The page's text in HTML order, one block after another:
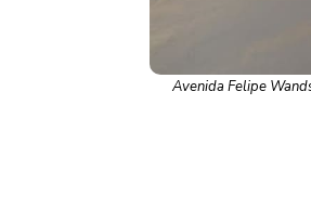
Avenida Felipe